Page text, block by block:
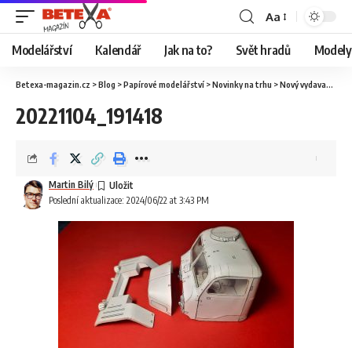
Aa
Modelářství Kalendář Jak na to? Svět hradů
Betexa-magazin.cz >Blog >Papírové modelářství >Novinky na trhu >Nový vydavatel QUASI vydává novou Pragu V3S
20221104_191418
Poslední aktualizace: 2024/06/22 at 3:43 PM
Martin Bilý